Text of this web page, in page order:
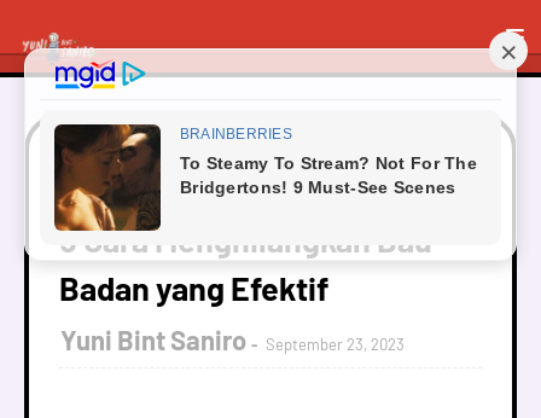
Beranda Gaya Hidup
5 Cara Menghilangkan Bau
Badan yang Efektif
5 Cara Menghilangkan Bau
Badan yang Efektif
Yuni Bint Saniro September 23, 2023